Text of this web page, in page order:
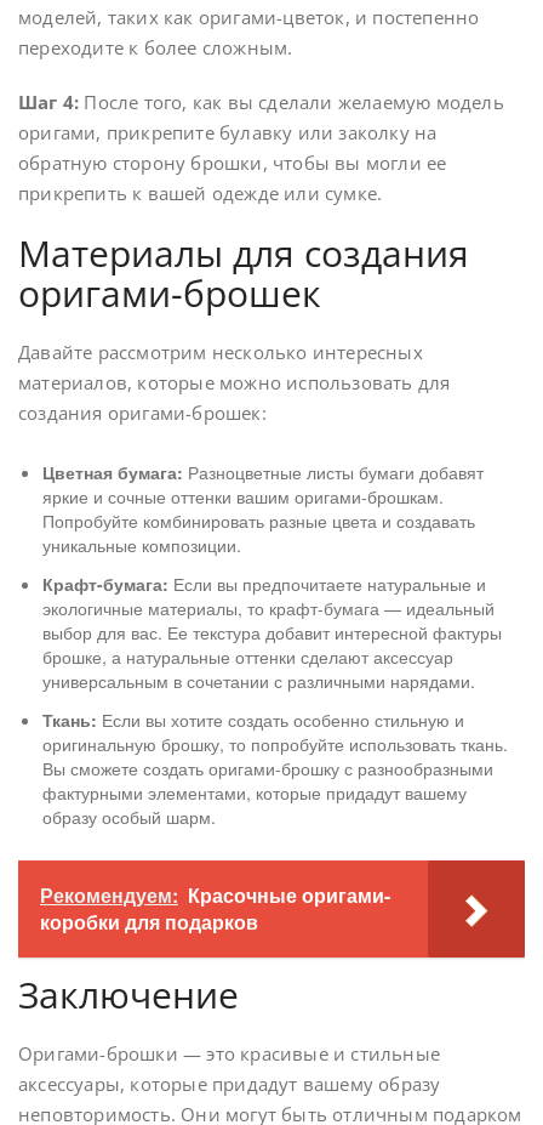
моделей, таких как оригами-цветок, и постепенно
переходите к более сложным.
Шаг 4: После того, как вы сделали желаемую модель
оригами, прикрепите булавку или заколку на
обратную сторону брошки, чтобы вы могли ее
прикрепить к вашей одежде или сумке.
Материалы для создания
оригами-брошек
Давайте рассмотрим несколько интересных
материалов, которые можно использовать для
создания оригами-брошек:
Цветная бумага: Разноцветные листы бумаги добавят
яркие и сочные оттенки вашим оригами-брошкам.
Попробуйте комбинировать разные цвета и создавать
уникальные композиции.
Крафт-бумага: Если вы предпочитаете натуральные и
экологичные материалы, то крафт-бумага — идеальный
выбор для вас. Ее текстура добавит интересной фактуры
брошке, а натуральные оттенки сделают аксессуар
универсальным в сочетании с различными нарядами.
Ткань: Если вы хотите создать особенно стильную и
оригинальную брошку, то попробуйте использовать ткань.
Вы сможете создать оригами-брошку с разнообразными
фактурными элементами, которые придадут вашему
образу особый шарм.
Рекомендуем: Красочные оригами-
коробки для подарков
Заключение
Оригами-брошки — это красивые и стильные
аксессуары, которые придадут вашему образу
неповторимость. Они могут быть отличным подарком